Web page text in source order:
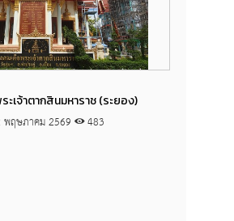
ะเจ้าตากสินมหาราช (ระยอง)
พฤษภาคม 2569 483